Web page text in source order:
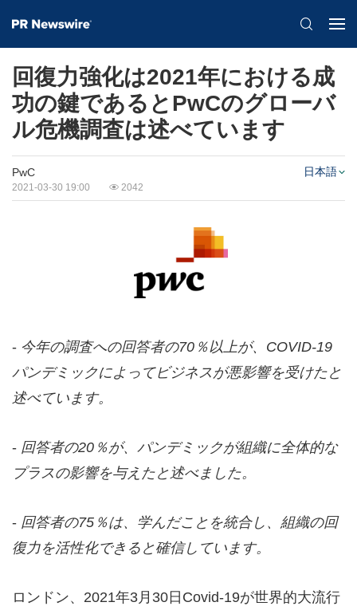
回復力強化は2021年における成
功の鍵であるとPwCのグローバ
ル危機調査は述べています
PwC
2021-03-30 19:00 2042
日本語
- 今年の調査への回答者の70 ％以上が、 COVID-19
パンデミックによってビジネスが悪影響を受けたと
述べています。
- 回答者の20 ％が、パンデミックが組織に全体的な
プラスの影響を与えたと述べました。
- 回答者の75 ％は、学んだことを統合し、組織の回
復力を活性化できると確信しています。
ロンドン、2021年3月30日Covid-19が世界的大流行